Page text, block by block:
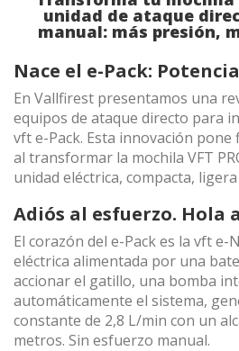
ES EN FR DE IT
(+34) 93 867 87 79
Contáctanos
unidad de ataque
manual: más presión,
Nace el e-Pack:
En Vallfirest presentamos una
equipos de ataque directo para
vft e-Pack. Esta innovación
al transformar la mochila VFT
unidad eléctrica, compacta,
Adiós al esfuerzo. Hola
El corazón del e-Pack es la vft e-
eléctrica alimentada por una
accionar el gatillo, una bomba
automáticamente el sistema,
constante de 2,8 L/min con un
metros. Sin esfuerzo manual.